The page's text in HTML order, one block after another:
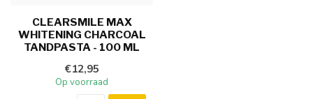
CLEARSMILE MAX
WHITENING CHARCOAL
TANDPASTA - 100 ML
€12,95
Op voorraad